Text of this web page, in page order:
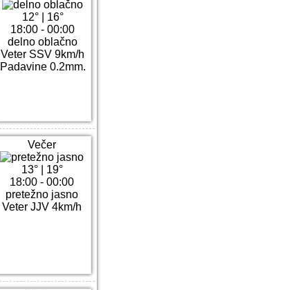
12°| 16°
18:00 - 00:00
delno oblačno
Veter SSV 9km/h
Padavine 0.2mm.
Večer
13°| 19°
18:00 - 00:00
pretežno jasno
Veter JJV 4km/h